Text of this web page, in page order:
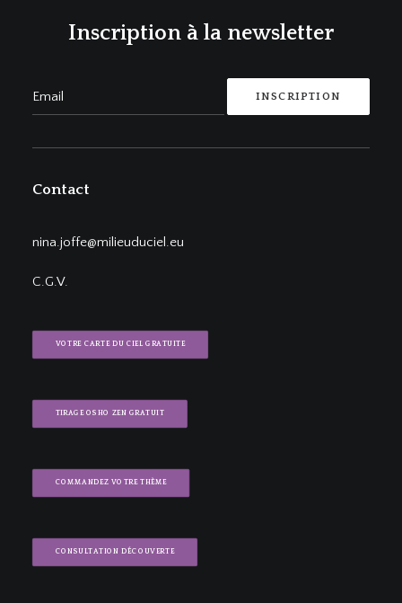
Inscription à la newsletter
Contact
nina.joffe@milieuduciel.eu
C.G.V.
VOTRE CARTE DU CIEL GRATUITE
TIRAGE OSHO ZEN GRATUIT
COMMANDEZ VOTRE THÈME
CONSULTATION DÉCOUVERTE